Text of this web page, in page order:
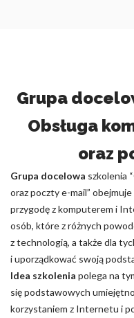
Grupa
Obsługa
oraz
Grupa docelowa szkolenia
oraz poczty e-mail”
przygodę z komputerem i
osób, które z różnych
z technologią, a także dla
i uporządkować swoją
Idea szkolenia polega na
się podstawowych
korzystaniem z Internetu i